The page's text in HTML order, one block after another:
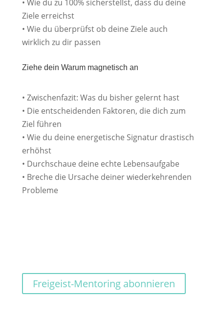
• Wie du zu 100% sicherstellst, dass du deine
Ziele erreichst
• Wie du überprüfst ob deine Ziele auch
wirklich zu dir passen
Ziehe dein Warum magnetisch an
• Zwischenfazit: Was du bisher gelernt hast
• Die entscheidenden Faktoren, die dich zum
Ziel führen
• Wie du deine energetische Signatur drastisch
erhöhst
• Durchschaue deine echte Lebensaufgabe
• Breche die Ursache deiner wiederkehrenden
Probleme
Freigeist-Mentoring abonnieren